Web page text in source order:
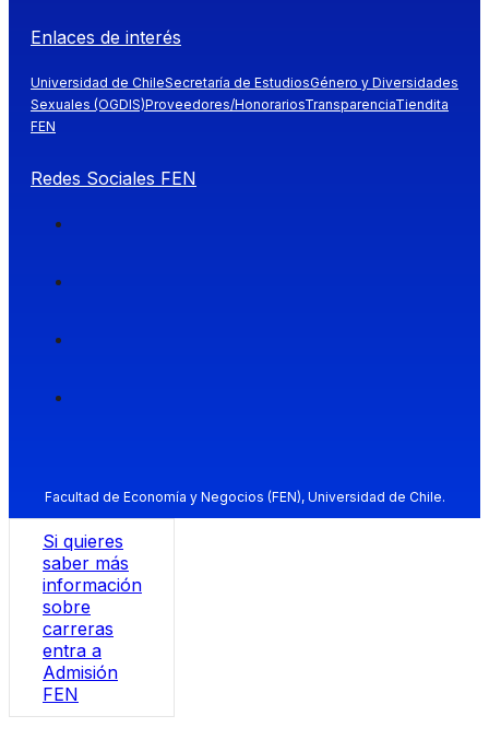
Enlaces de interés
Universidad de ChileSecretaría de EstudiosGénero y Diversidades
Sexuales (OGDIS)Proveedores/HonorariosTransparenciaTiendita
FEN
Redes Sociales FEN
Facultad de Economía y Negocios (FEN), Universidad de Chile.
Si quieres
saber más
información
sobre
carreras
entra a
Admisión
FEN